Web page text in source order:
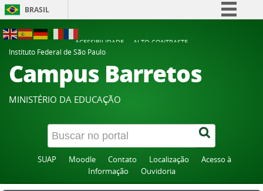
BRASIL
Participe
Acesso à informação
Canais
ACESSIBILIDADE
ALTO CONTRASTE
Instituto Federal de São Paulo
Campus Barretos
MINISTÉRIO DA EDUCAÇÃO
SUAP Moodle Contato Localização
Acesso à
Informação
Ouvidoria